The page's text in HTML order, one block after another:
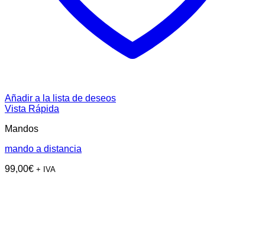
Añadir a la lista de deseos
Vista Rápida
Mandos
mando a distancia
99,00€ + IVA